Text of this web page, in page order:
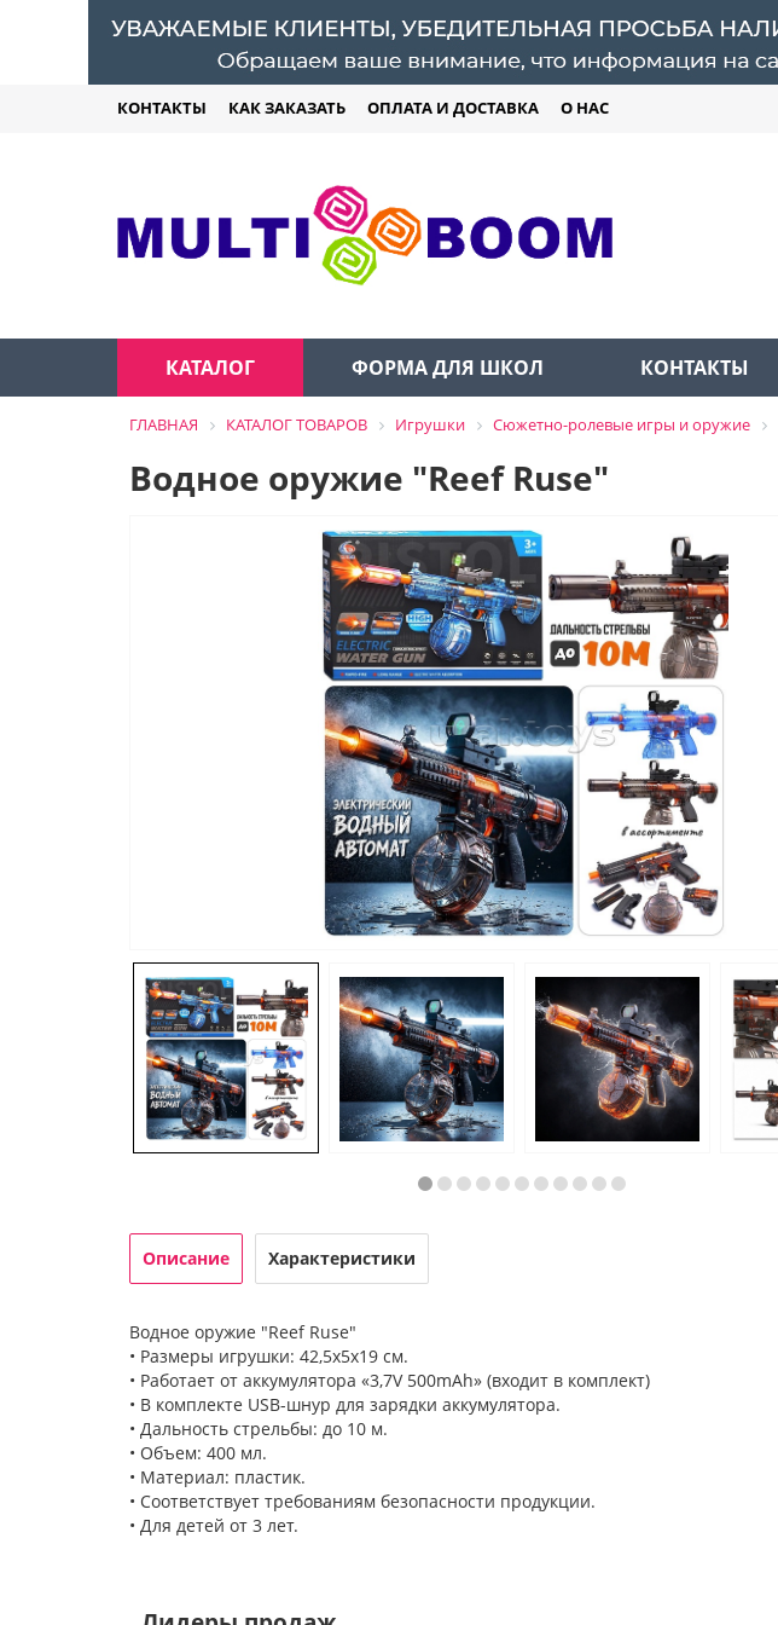
КОНТАКТЫ КАК ЗАКАЗАТЬ ОПЛАТА И ДОСТАВКА О НАС
КАТАЛОГ ФОРМА ДЛЯ ШКОЛ КОНТАКТЫ
ГЛАВНАЯ КАТАЛОГ ТОВАРОВ Игрушки Сюжетно-ролевые игры и оружие
Водное оружие "Reef Ruse"
Описание Характеристики
Водное оружие "Reef Ruse"
• Размеры игрушки: 42,5х5х19 см.
• Работает от аккумулятора «3,7V 500mAh» (входит в комплект)
• В комплекте USB-шнур для зарядки аккумулятора.
• Дальность стрельбы: до 10 м.
• Объем: 400 мл.
• Материал: пластик.
• Соответствует требованиям безопасности продукции.
• Для детей от 3 лет.